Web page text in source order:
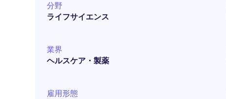
分野
ライフサイエンス
業界
ヘルスケア・製薬
雇用形態